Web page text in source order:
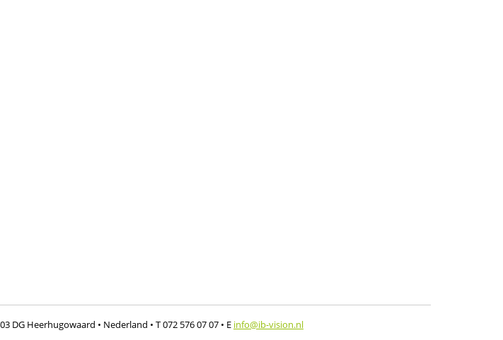
DG Heerhugowaard • Nederland • T 072 576 07 07 • E info@ib-vision.nl